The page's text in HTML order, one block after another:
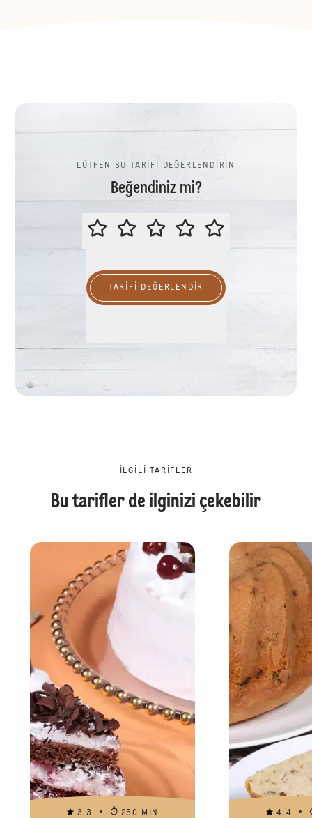
LÜTFEN BU TARİFİ DEĞERLENDİRİN
Beğendiniz mi?
LÜTFEN BU TARİFİ
TARIFI DEĞERLENDİR
İLGILI TARIFLER
Bu tarifler de ilginizi çekebilir
3.3
250 MIN
4.4